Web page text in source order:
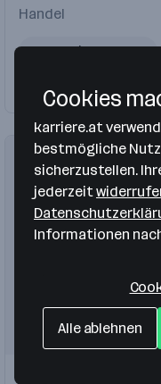
Handel
Kundenbetreuung
Firma folgen
Cookies
karriere.at
bestmögliche
sicherzustellen.
jederzeit
Informationen
Alle ablehnen